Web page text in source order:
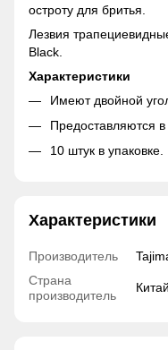
остроту для бритья.
Лезвия
Black.
Характеристики
Имеют двойной угол
Предоставляются в
10 штук в упаковке.
Характеристики
Производитель
Страна
производитель
Китай